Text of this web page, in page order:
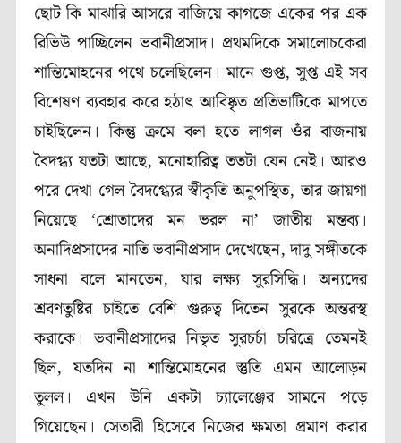
ছোট কি মাঝারি আসরে বাজিয়ে কাগজে একের পর এক
রিভিউ পাচ্ছিলেন ভবানীপ্রসাদ। প্রথমদিকে সমালোচকেরা
শান্তিমোহনের পথে চলেছিলেন। মানে গুপ্ত, সুপ্ত এই সব
বিশেষণ ব্যবহার করে হঠাৎ আবিষ্কৃত প্রতিভাটিকে মাপতে
চাইছিলেন। কিন্তু ক্রমে বলা হতে লাগল ওঁর বাজনায়
বৈদগ্ধ্য যতটা আছে, মনোহারিত্ব ততটা যেন নেই। আরও
পরে দেখা গেল বৈদগ্ধ্যের স্বীকৃতি অনুপস্থিত, তার জায়গা
নিয়েছে ‘শ্রোতাদের মন ভরল না’ জাতীয় মন্তব্য।
অনাদিপ্রসাদের নাতি ভবানীপ্রসাদ দেখেছেন, দাদু সঙ্গীতকে
সাধনা বলে মানতেন, যার লক্ষ্য সুরসিদ্ধি। অন্যদের
শ্রবণতুষ্টির চাইতে বেশি গুরুত্ব দিতেন সুরকে অন্তরস্থ
করাকে। ভবানীপ্রসাদের নিভৃত সুরচর্চা চরিত্রে তেমনই
ছিল, যতদিন না শান্তিমোহনের স্তুতি এমন আলোড়ন
তুলল। এখন উনি একটা চ্যালেঞ্জের সামনে পড়ে
গিয়েছেন। সেতারী হিসেবে নিজের ক্ষমতা প্রমাণ করার